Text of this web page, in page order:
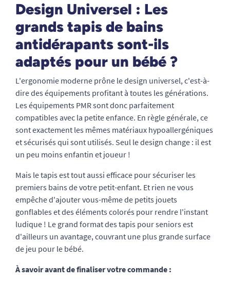
Design Universel : Les
grands tapis de bains
antidérapants sont-ils
adaptés pour un bébé ?
L'ergonomie moderne prône le design universel, c'est-à-
dire des équipements profitant à toutes les générations.
Les équipements PMR sont donc parfaitement
compatibles avec la petite enfance. En règle générale, ce
sont exactement les mêmes matériaux hypoallergéniques
et sécurisés qui sont utilisés. Seul le design change : il est
un peu moins enfantin et joueur !
Mais le tapis est tout aussi efficace pour sécuriser les
premiers bains de votre petit-enfant. Et rien ne vous
empêche d'ajouter vous-même de petits jouets
gonflables et des éléments colorés pour rendre l'instant
ludique ! Le grand format des tapis pour seniors est
d'ailleurs un avantage, couvrant une plus grande surface
de jeu pour le bébé.
À savoir avant de finaliser votre commande :